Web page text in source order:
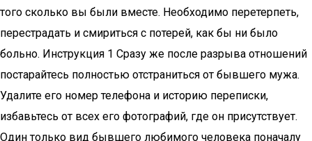
того сколько вы были вместе. Необходимо перетерпеть,
перестрадать и смириться с потерей, как бы ни было
больно. Инструкция 1 Сразу же после разрыва отношений
постарайтесь полностью отстраниться от бывшего мужа.
Удалите его номер телефона и историю переписки,
избавьтесь от всех его фотографий, где он присутствует.
Один только вид бывшего любимого человека поначалу